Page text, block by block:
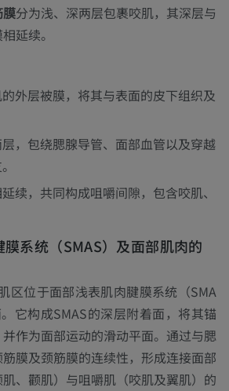
膜分为浅、深两层包裹咬肌，其深层与
延续。
外层被膜，将其与表面的皮下组织及
，包绕腮腺导管、面部血管以及穿越
续，共同构成咀嚼间隙，包含咬肌、
系统（SMAS）及面部肌肉的
区位于面部浅表肌肉腱膜系统（SMA
它构成SMAS的深层附着面，将其锚
作为面部运动的滑动平面。通过与腮
膜及颈筋膜的连续性，形成连接面部
、颧肌）与咀嚼肌（咬肌及翼肌）的